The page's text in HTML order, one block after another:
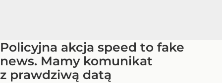
Policyjna akcja speed to fake
news. Mamy komunikat
z prawdziwą datą